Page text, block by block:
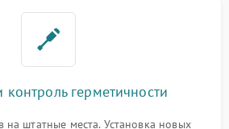
контроль герметичности
на штатные места. Установка новых